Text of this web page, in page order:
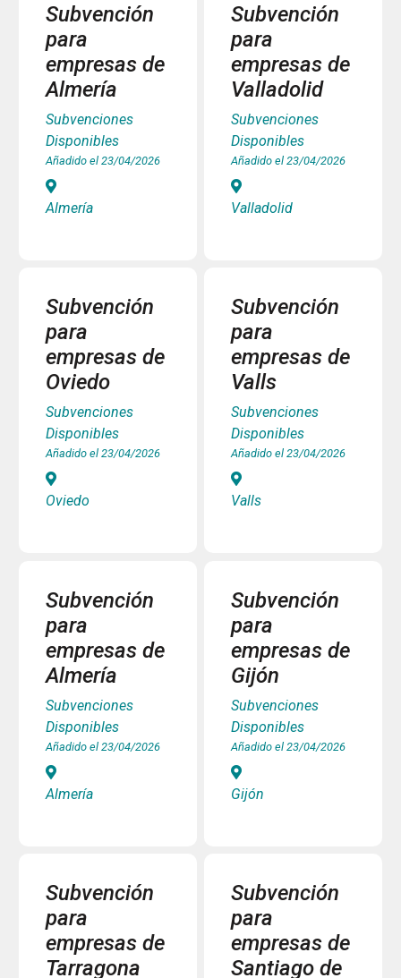
Subvención
para
empresas de
Almería
Subvenciones
Disponibles
Añadido el 23/04/2026
Almería
Subvención
para
empresas de
Valladolid
Subvenciones
Disponibles
Añadido el 23/04/2026
Valladolid
Subvención
para
empresas de
Oviedo
Subvenciones
Disponibles
Añadido el 23/04/2026
Oviedo
Subvención
para
empresas de
Valls
Subvenciones
Disponibles
Añadido el 23/04/2026
Valls
Subvención
para
empresas de
Almería
Subvenciones
Disponibles
Añadido el 23/04/2026
Almería
Subvención
para
empresas de
Gijón
Subvenciones
Disponibles
Añadido el 23/04/2026
Gijón
Subvención
para
empresas de
Tarragona
Subvención
para
empresas de
Santiago de